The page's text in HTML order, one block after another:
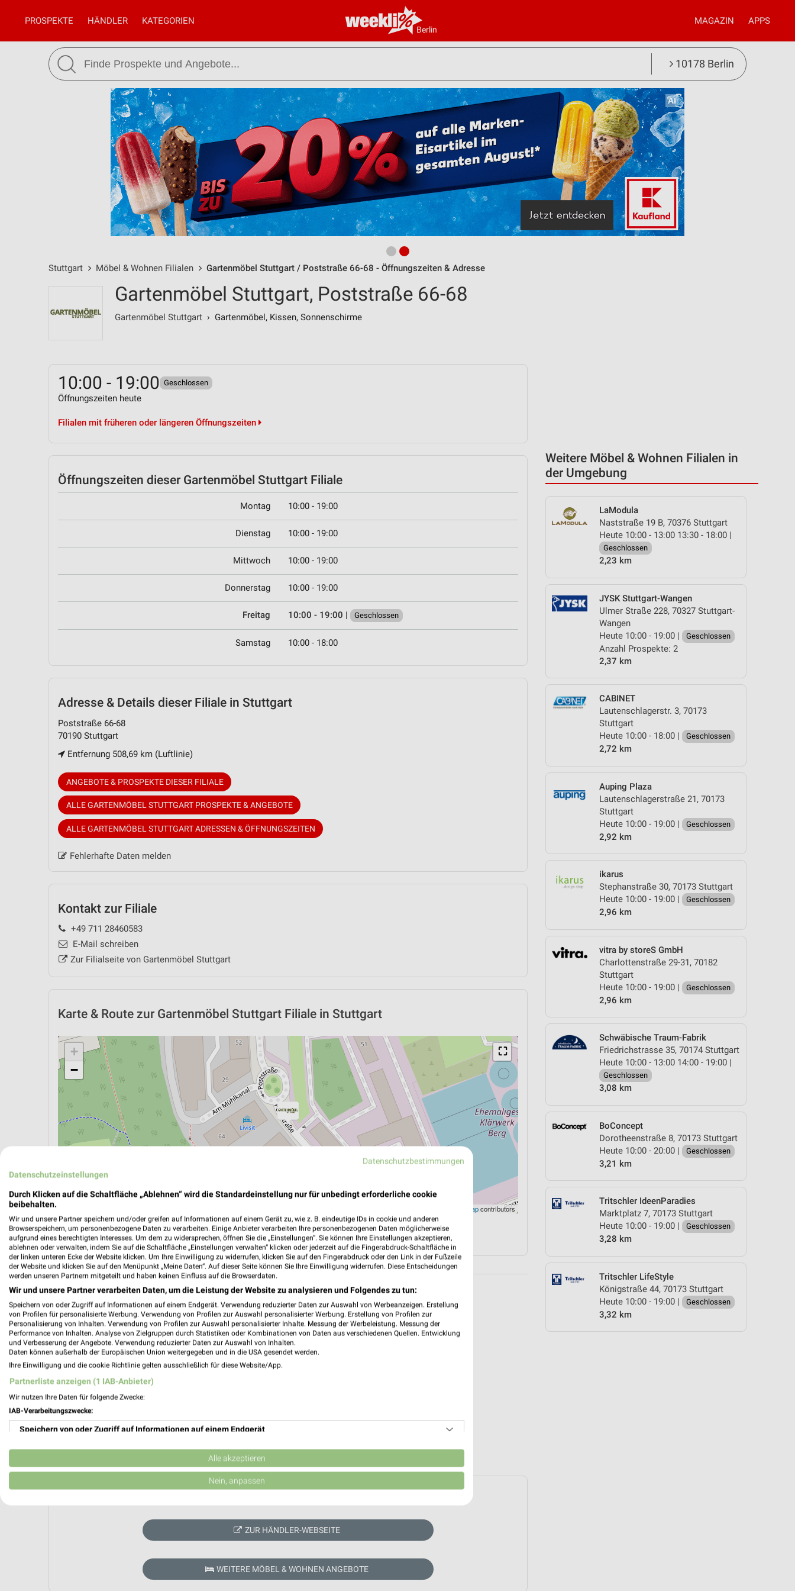
Berlin
PROSPEKTE HÄNDLER KATEGORIEN MAGAZIN APPS
10178 Berlin
Stuttgart Möbel & Wohnen Filialen Gartenmöbel Stuttgart / Poststraße 66-68 - Öffnungszeiten & Adresse
Weitere Möbel & Wohnen Filialen in
der Umgebung
LaModula
Naststraße 19 B, 70376 Stuttgart
Heute 10:00 - 13:00 13:30 - 18:00 |
Geschlossen
2,23 km
JYSK Stuttgart-Wangen
Ulmer Straße 228, 70327 Stuttgart-
Wangen
Heute 10:00 - 19:00 |
Geschlossen
Anzahl Prospekte: 2
2,37 km
CABINET
Lautenschlagerstr. 3, 70173
Stuttgart
Heute 10:00 - 18:00 |
Geschlossen
2,72 km
Auping Plaza
Lautenschlagerstraße 21, 70173
Stuttgart
Heute 10:00 - 19:00 |
Geschlossen
2,92 km
ikarus
Stephanstraße 30, 70173 Stuttgart
Heute 10:00 - 19:00 |
Geschlossen
2,96 km
vitra by storeS GmbH
Charlottenstraße 29-31, 70182
Stuttgart
Heute 10:00 - 19:00 |
Geschlossen
2,96 km
Schwäbische Traum-Fabrik
Friedrichstrasse 35, 70174 Stuttgart
Heute 10:00 - 13:00 14:00 - 19:00 |
Geschlossen
3,08 km
BoConcept
Dorotheenstraße 8, 70173 Stuttgart
Heute 10:00 - 20:00 |
Geschlossen
3,21 km
Tritschler IdeenParadies
Marktplatz 7, 70173 Stuttgart
Heute 10:00 - 19:00 |
Geschlossen
3,28 km
Tritschler LifeStyle
Königstraße 44, 70173 Stuttgart
Heute 10:00 - 19:00 |
Geschlossen
3,32 km
Gartenmöbel Stuttgart, Poststraße 66-68
Gartenmöbel Stuttgart › Gartenmöbel, Kissen, Sonnenschirme
10:00 - 19:00 Geschlossen
Öffnungszeiten heute
Filialen mit früheren oder längeren Öffnungszeiten
Öffnungszeiten dieser Gartenmöbel Stuttgart Filiale
Montag 10:00 - 19:00
Dienstag 10:00 - 19:00
Mittwoch 10:00 - 19:00
Donnerstag 10:00 - 19:00
Freitag 10:00 - 19:00 | Geschlossen
Samstag 10:00 - 18:00
Adresse & Details dieser Filiale in Stuttgart
Poststraße 66-68
70190 Stuttgart
Entfernung 508,69 km (Luftlinie)
ANGEBOTE & PROSPEKTE DIESER FILIALE
ALLE GARTENMÖBEL STUTTGART PROSPEKTE & ANGEBOTE
ALLE GARTENMÖBEL STUTTGART ADRESSEN & ÖFFNUNGSZEITEN
Fehlerhafte Daten melden
Kontakt zur Filiale
+49 711 28460583
E-Mail schreiben
Zur Filialseite von Gartenmöbel Stuttgart
Karte & Route zur Gartenmöbel Stuttgart Filiale in Stuttgart
⛶
+
−
OpenStreetMapcontributors
ÖPNV ANZEIGEN LADESÄULEN ANZEIGEN NAVIGATION MIT GOOGLE/IOS MAPS
ZUR HÄNDLER-WEBSEITE
WEITERE MÖBEL & WOHNEN ANGEBOTE
Datenschutzbestimmungen
Datenschutzeinstellungen
Durch Klicken auf die Schaltfläche „Ablehnen“ wird die Standardeinstellung nur für unbedingt erforderliche cookie
beibehalten.
Wir und unsere Partner speichern und/oder greifen auf Informationen auf einem Gerät zu, wie z. B. eindeutige IDs in cookie und anderen
Browserspeichern, um personenbezogene Daten zu verarbeiten. Einige Anbieter verarbeiten Ihre personenbezogenen Daten möglicherweise
aufgrund eines berechtigten Interesses. Um dem zu widersprechen, öffnen Sie die „Einstellungen“. Sie können Ihre Einstellungen akzeptieren,
ablehnen oder verwalten, indem Sie auf die Schaltfläche „Einstellungen verwalten“ klicken oder jederzeit auf die Fingerabdruck-Schaltfläche in
der linken unteren Ecke der Website klicken. Um Ihre Einwilligung zu widerrufen, klicken Sie auf den Fingerabdruck oder den Link in der Fußzeile
der Website und klicken Sie auf den Menüpunkt „Meine Daten“. Auf dieser Seite können Sie Ihre Einwilligung widerrufen. Diese Entscheidungen
werden unseren Partnern mitgeteilt und haben keinen Einfluss auf die Browserdaten.
Wir und unsere Partner verarbeiten Daten, um die Leistung der Website zu analysieren und Folgendes zu tun:
Speichern von oder Zugriff auf Informationen auf einem Endgerät. Verwendung reduzierter Daten zur Auswahl von Werbeanzeigen. Erstellung
von Profilen für personalisierte Werbung. Verwendung von Profilen zur Auswahl personalisierter Werbung. Erstellung von Profilen zur
Personalisierung von Inhalten. Verwendung von Profilen zur Auswahl personalisierter Inhalte. Messung der Werbeleistung. Messung der
Performance von Inhalten. Analyse von Zielgruppen durch Statistiken oder Kombinationen von Daten aus verschiedenen Quellen. Entwicklung
und Verbesserung der Angebote. Verwendung reduzierter Daten zur Auswahl von Inhalten.
Daten können außerhalb der Europäischen Union weitergegeben und in die USA gesendet werden.
Ihre Einwilligung und die cookie Richtlinie gelten ausschließlich für diese Website/App.
Partnerliste anzeigen (1 IAB-Anbieter)
Wir nutzen Ihre Daten für folgende Zwecke:
IAB-Verarbeitungszwecke:
Speichern von oder Zugriff auf Informationen auf einem Endgerät
Verwendung reduzierter Daten zur Auswahl von Werbeanzeigen
Erstellung von Profilen für personalisierte Werbung
Erstellung von Profilen zur Personalisierung von Inhalten
Alle akzeptieren
Nein, anpassen